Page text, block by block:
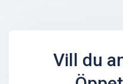
Vill du